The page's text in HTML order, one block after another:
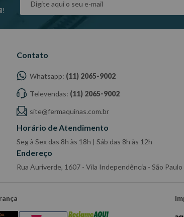
Contato
Whatsapp: (11) 2065-9002
Televendas: (11) 2065-9002
site@fermaquinas.com.br
Horário de Atendimento
Seg à Sex das 8h às 18h | Sáb das 8h às 12h
Endereço
Rua Auriverde, 1607 - Vila Independência - São